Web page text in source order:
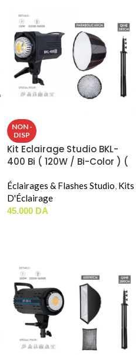
NON -
DISP
Kit Eclairage Studio BKL-
400 Bi ( 120W / Bi-Color ) (
Éclairages & Flashes Studio, Kits
D'Éclairage
45.000 DA